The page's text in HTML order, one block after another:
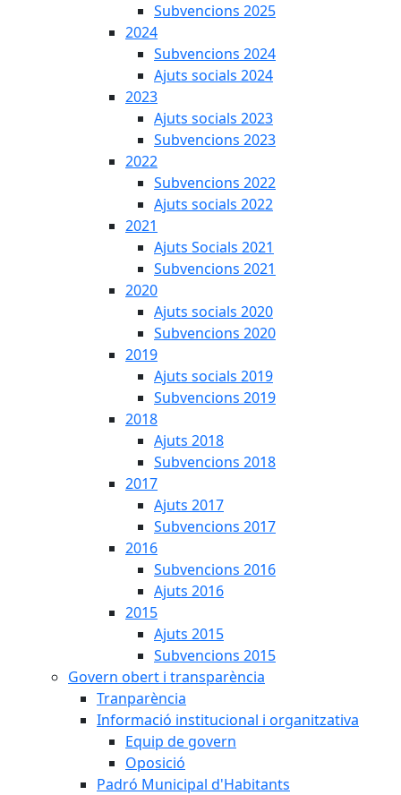
Subvencions 2025
2024
Subvencions 2024
Ajuts socials 2024
2023
Ajuts socials 2023
Subvencions 2023
2022
Subvencions 2022
Ajuts socials 2022
2021
Ajuts Socials 2021
Subvencions 2021
2020
Ajuts socials 2020
Subvencions 2020
2019
Ajuts socials 2019
Subvencions 2019
2018
Ajuts 2018
Subvencions 2018
2017
Ajuts 2017
Subvencions 2017
2016
Subvencions 2016
Ajuts 2016
2015
Ajuts 2015
Subvencions 2015
Govern obert i transparència
Tranparència
Informació institucional i organitzativa
Equip de govern
Oposició
Padró Municipal d'Habitants